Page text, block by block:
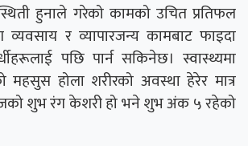
हुनाले गरेको कामक‍ो उचित प्रतिफल
व्यवसाय र व्यापारजन्य कामबाट फाइदा
पछि पार्न सकिनेछ। स्वास्थ्यमा
होला शरीरको अवस्था हेरेर मात्र
शुभ रंग केशरी हो भने शुभ अंक ५ रहेको